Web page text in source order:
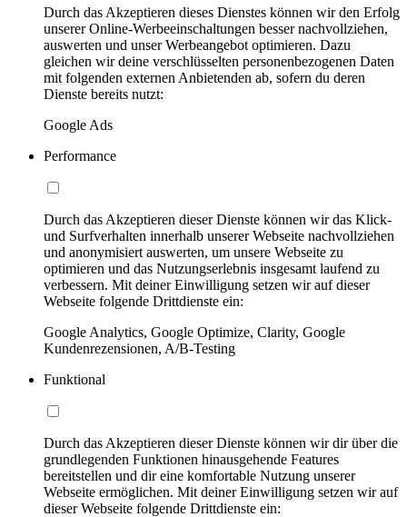
Durch das Akzeptieren dieses Dienstes können wir den Erfolg
unserer Online-Werbeeinschaltungen besser nachvollziehen,
auswerten und unser Werbeangebot optimieren. Dazu
gleichen wir deine verschlüsselten personenbezogenen Daten
mit folgenden externen Anbietenden ab, sofern du deren
Dienste bereits nutzt:
Google Ads
Performance
Durch das Akzeptieren dieser Dienste können wir das Klick-
und Surfverhalten innerhalb unserer Webseite nachvollziehen
und anonymisiert auswerten, um unsere Webseite zu
optimieren und das Nutzungserlebnis insgesamt laufend zu
verbessern. Mit deiner Einwilligung setzen wir auf dieser
Webseite folgende Drittdienste ein:
Google Analytics, Google Optimize, Clarity, Google
Kundenrezensionen, A/B-Testing
Funktional
Durch das Akzeptieren dieser Dienste können wir dir über die
grundlegenden Funktionen hinausgehende Features
bereitstellen und dir eine komfortable Nutzung unserer
Webseite ermöglichen. Mit deiner Einwilligung setzen wir auf
dieser Webseite folgende Drittdienste ein: